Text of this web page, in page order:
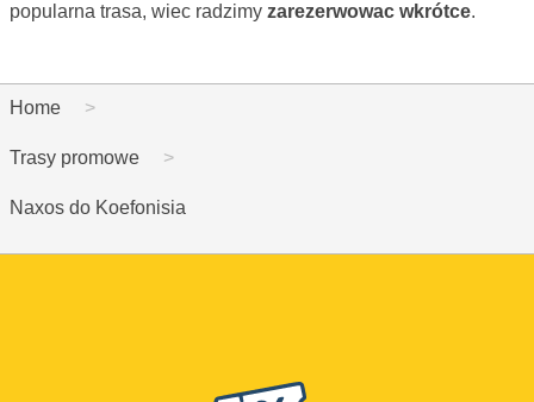
popularna trasa, wiec radzimy zarezerwowac wkrótce.
Home
Trasy promowe
Naxos do Koefonisia